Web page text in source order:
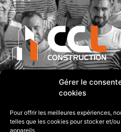
Gérer le
cookies
Pour offrir les meilleures expériences,
telles que les cookies pour stocker et/
appareils.
PA PIQUET SE 12 rue
ETRELLES
2024 Tout droits réserves